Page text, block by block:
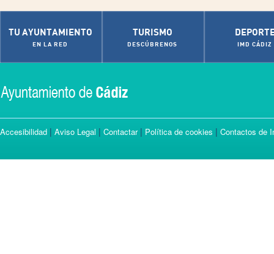
TU AYUNTAMIENTO
EN LA RED
TURISMO
DESCÚBRENOS IMD CÁDIZ
Accesibilidad | Aviso Legal | Contactar| Política de cookies | Contactos de